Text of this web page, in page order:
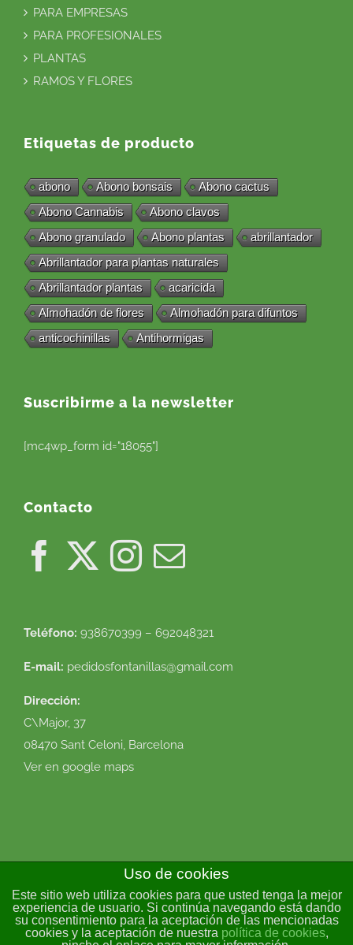
PARA EMPRESAS
PARA PROFESIONALES
PLANTAS
RAMOS Y FLORES
Etiquetas de producto
abono Abono bonsais
Abono cactus
Abono Cannabis
Abono clavos
Abono granulado
Abono plantas
abrillantador
Abrillantador para plantas naturales
Abrillantador plantas
acaricida
Almohadón de flores
Almohadón para difuntos
anticochinillas
Antihormigas
Suscribirme a la newsletter
[mc4wp_form id="18055"]
Contacto
Teléfono: 938670399 – 692048321
E-mail: pedidosfontanillas@gmail.com
Dirección:
C\Major, 37
08470 Sant Celoni, Barcelona
Ver en google maps
© 2016 Flor Natural. Todos los derechos reservados. |Política de
cookies|Condiciones de uso|Envíos y devoluciones|Diseño
web VirtualDomus
Uso de cookies
Este sitio web utiliza cookies para que usted tenga la mejor
experiencia de usuario. Si continúa navegando está dando
su consentimiento para la aceptación de las mencionadas
cookies y la aceptación de nuestra política de cookies,